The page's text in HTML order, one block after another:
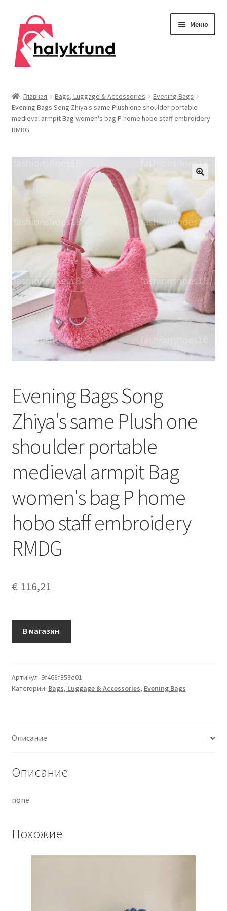
Перейти
навигации
Перейти
содержимому
Меню
Главная
Дом и сад
меню
меню
Публикации
Главная Bags, Luggage & Accessories
Evening Bags
Evening Bags Song Zhiya's same Plush one shoulder portable
medieval armpit Bag women's bag P home hobo staff embroidery
RMDG
Evening Bags Song
Zhiya's same Plush one
shoulder portable
medieval armpit Bag
women's bag P home
hobo staff embroidery
RMDG
€ 116,21
В магазин
Артикул: 9f468f358e01
Категории: Bags, Luggage & Accessories, Evening Bags
Описание
Описание
none
Похожие